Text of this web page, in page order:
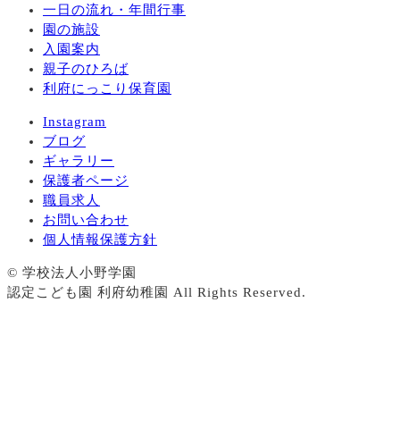
一日の流れ・年間行事
園の施設
入園案内
親子のひろば
利府にっこり保育園
Instagram
ブログ
ギャラリー
保護者ページ
職員求人
お問い合わせ
個人情報保護方針
© 学校法人小野学園
認定こども園 利府幼稚園 All Rights Reserved.